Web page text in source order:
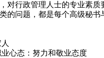
对行政管理人士的专业素
的问题，都是每个高级秘
心态：努力和敬业态度